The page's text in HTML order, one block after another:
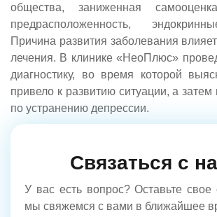
общества, заниженная
предрасположенность,
Причина развития заболевания
лечения. В клинике «НеоПлюс»
диагностику, во время которой
привело к развитию ситуации, а затем
по устранению депрессии.
Связаться с
У вас есть вопрос? Оставьте
мы свяжемся с вами в ближайшее